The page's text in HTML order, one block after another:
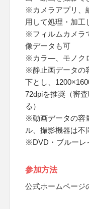
※カメラアプリ、
用して処理・加工
※フィルムカメラ
像データも可
※カラ―、モノク
※静止画データの
下とし、
72dpiを推奨（審
る）
※動画データの容
ル、撮影機器は不
※DVD・ブルーレ
参加方法
公式ホームページ